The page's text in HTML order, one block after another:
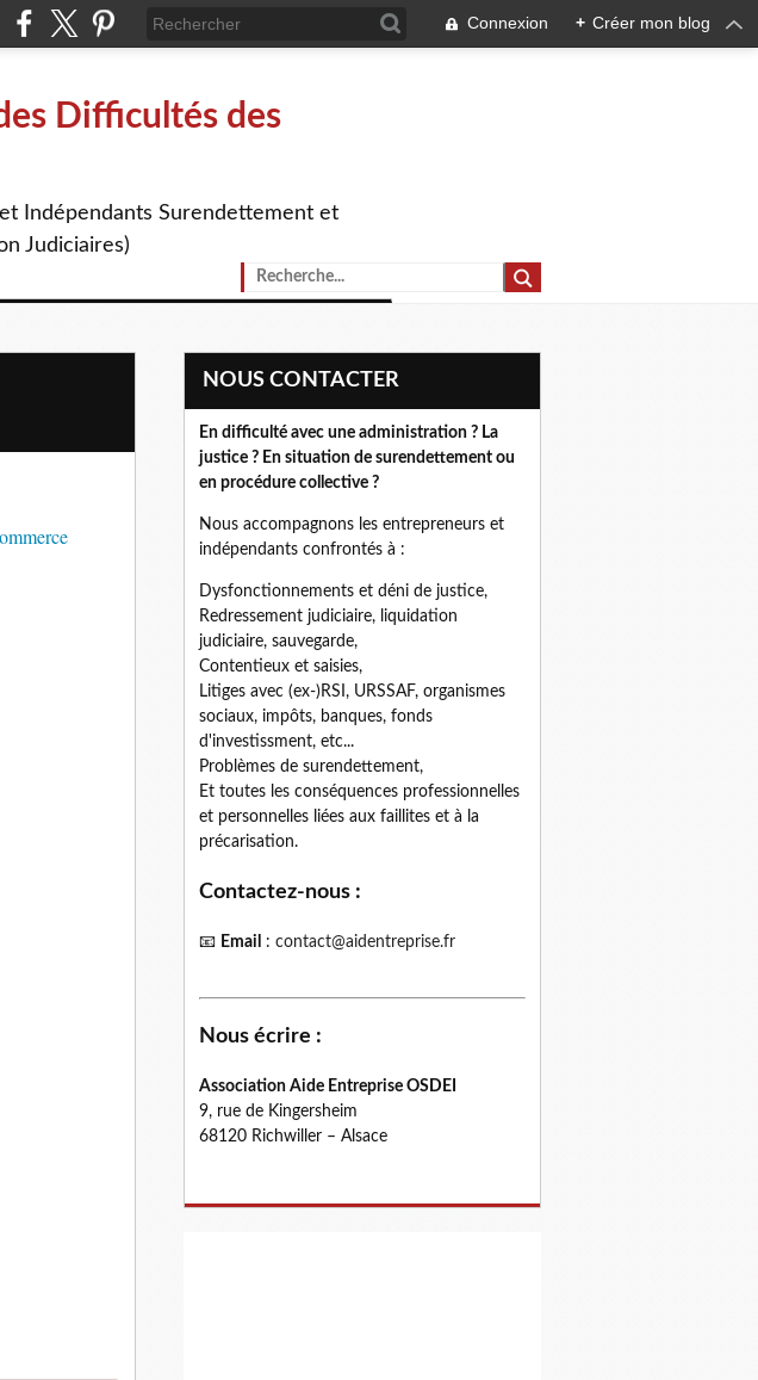
Connexion + Créer mon blog
Difficultés des
Indépendants Surendettement et
Judiciaires)
NOUS CONTACTER
En difficulté avec une administration ? La
justice ? En situation de surendettement ou
en procédure collective ?
Nous accompagnons les entrepreneurs et
indépendants confrontés à :
Dysfonctionnements et déni de justice,
Redressement judiciaire, liquidation
judiciaire, sauvegarde,
Contentieux et saisies,
Litiges avec (ex-)RSI, URSSAF, organismes
sociaux, impôts, banques, fonds
d'investissment, etc...
Problèmes de surendettement,
Et toutes les conséquences professionnelles
et personnelles liées aux faillites et à la
précarisation.
Contactez-nous :
📧 Email : contact@aidentreprise.fr
Nous écrire :
Association Aide Entreprise OSDEI
9, rue de Kingersheim
68120 Richwiller – Alsace